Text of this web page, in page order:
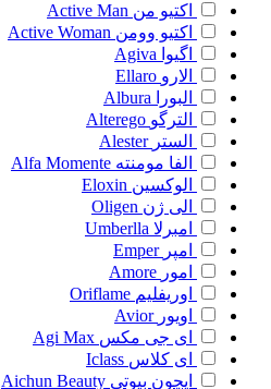
اکتیو من Active Man
اکتیو وومن Active Woman
اگیوا Agiva
الارو Ellaro
البورا
Albura
الترگو Alterego
الستر Alester
الفا مومنته Alfa Momente
الوکسین Eloxin
الی ژن Oligen
امبرلا Umberlla
امپر Emper
امور Amore
اوریفلیم Oriflame
اویور Avior
ای جی مکس Agi Max
ای کلاس Iclass
ایچون بیوتی Aichun Beauty